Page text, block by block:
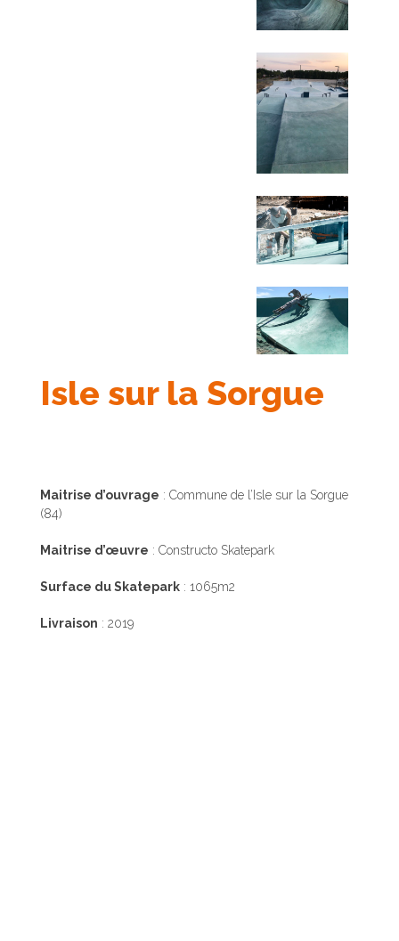
Isle sur la Sorgue
Maitrise d’ouvrage : Commune de l’Isle sur la Sorgue
(84)
Maitrise d’œuvre : Constructo Skatepark
Surface du Skatepark: 1065m2
Livraison : 2019